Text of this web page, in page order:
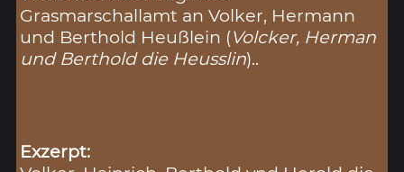
Grasmarschallamt an Volker, Hermann
und Berthold Heußlein (Volcker, Herman
und Berthold die Heusslin)..
Exzerpt: